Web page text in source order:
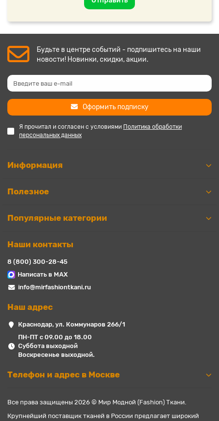
Будьте в центре событий - подпишитесь на наши
новости! Новинки, скидки, акции.
Оформить подписку
Я прочитал и согласен с условиями Политика обработки
персональных данных
Информация
Полезное
Популярные категории
Наши контакты
8 (800) 300-28-45
Написать в MAX
info@mirfashiontkani.ru
Наш адрес
Краснодар, ул. Коммунаров 266/1
ПН-ПТ с 09.00 до 18.00
Суббота выходной
Воскресенье выходной.
Телефон и адрес в Москве
Все права защищены 2026 © Мир Модной (Fashion) Ткани.
Крупнейший поставщик тканей в России предлагает широкий